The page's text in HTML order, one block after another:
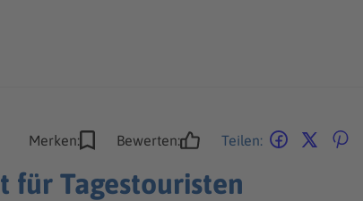
Merken: Bewerten: Teilen:
für Tagestouristen